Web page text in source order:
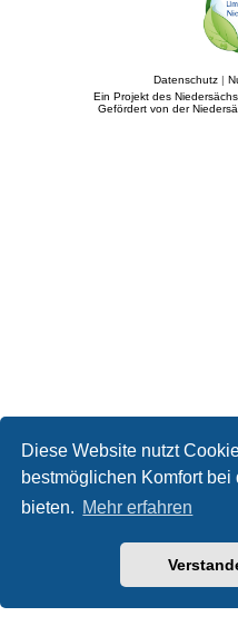
Diese Website nutzt
bestmöglichen Komfort bei
bieten. Mehr erfahren
Datenschutz|
Ein Projekt des
Gefördert von der